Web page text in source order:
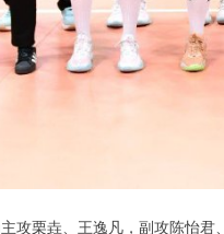
栗垚、王逸凡，副攻陈怡君